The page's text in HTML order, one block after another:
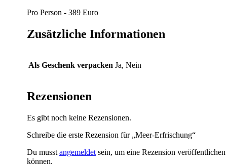
Pro Person - 389 Euro
Zusätzliche Informationen
Als Geschenk verpacken Ja, Nein
Rezensionen
Es gibt noch keine Rezensionen.
Schreibe die erste Rezension für „Meer-Erfrischung“
Du musst angemeldet sein, um eine Rezension veröffentlichen
können.